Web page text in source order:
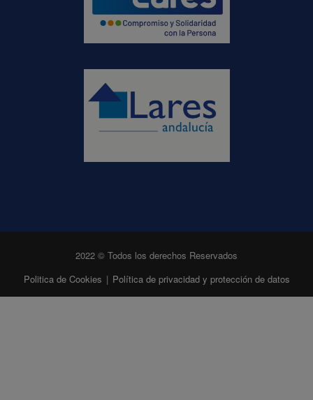
2022 © Todos los derechos Reservados
Politica de Cookies | Política de privacidad y protección de datos